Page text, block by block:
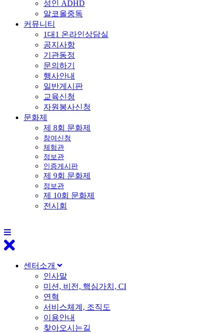
성인 ADHD
알코올중독
커뮤니티
1대1 온라인상담실
공지사항
기관동정
문의하기
행사안내
일반게시판
교육신청
자원봉사신청
문화제
제 8회 문화제
참여신청
체험관
정보관
인증게시판
제 9회 문화제
정보관
제 10회 문화제
전시회
센터소개
인사말
미션, 비전, 핵심가치, CI
연혁
서비스체계, 조직도
이용안내
찾아오시는길